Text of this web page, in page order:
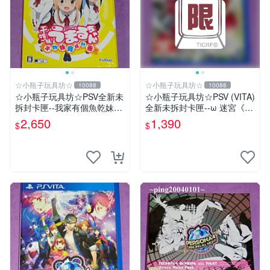
☆小瓶子玩具坊☆ 10088
☆小瓶子玩具坊☆PSV全新未
拆封卡匣--我家有個魚乾妹~
魚乾妹！育成計畫~限定版
(日版)
$2,650
☆小瓶子玩具坊☆ 10088
☆小瓶子玩具坊☆PSV (VITA)
全新未拆封卡匣--ω 迷宮《ω
Labyrinth》(亞版)
$1,390